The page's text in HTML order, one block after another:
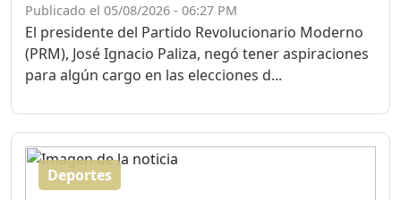
Publicado el 05/08/2026 - 06:27 PM
El presidente del Partido Revolucionario Moderno
(PRM), José Ignacio Paliza, negó tener aspiraciones
para algún cargo en las elecciones d...
Deportes